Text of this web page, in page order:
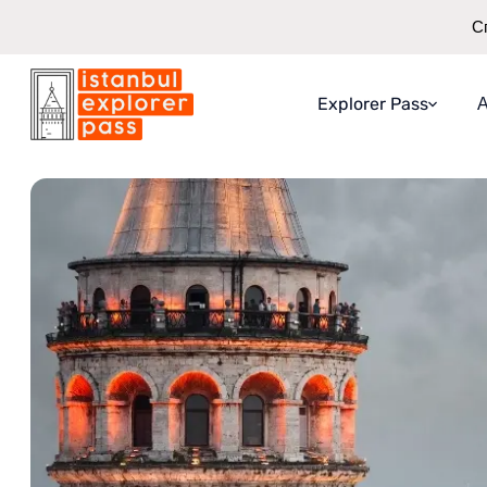
Explorer Pass
Гаранция за
Istanbul Explorer Pass